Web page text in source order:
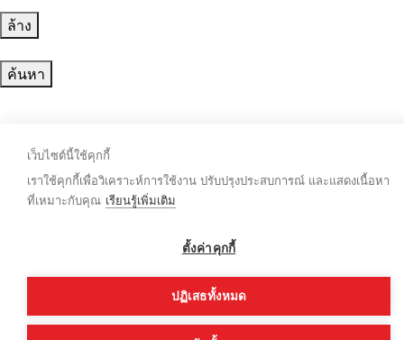
ล้าง
ค้นหา
เว็บไซต์นี้ใช้คุกกี้
เราใช้คุกกี้เพื่อวิเคราะห์การใช้งาน ปรับปรุงประสบการณ์ และแสดงเนื้อหา
ที่เหมาะกับคุณ เรียนรู้เพิ่มเติม
ตั้งค่าคุกกี้
ปฏิเสธทั้งหมด